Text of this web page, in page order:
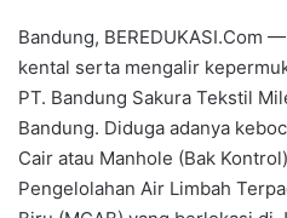
Bandung, BEREDUKASI.Com
kental serta mengalir
PT. Bandung Sakura Tekstil
Bandung. Diduga adanya
Cair atau Manhole (Bak
Pengelolahan Air Limbah